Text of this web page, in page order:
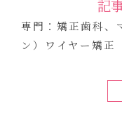
記
専門：矯正歯科、
ン）ワイヤー矯正